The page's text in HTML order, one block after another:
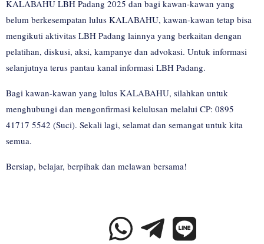
KALABAHU LBH Padang 2025 dan bagi kawan-kawan yang
belum berkesempatan lulus KALABAHU, kawan-kawan tetap bisa
mengikuti aktivitas LBH Padang lainnya yang berkaitan dengan
pelatihan, diskusi, aksi, kampanye dan advokasi. Untuk informasi
selanjutnya terus pantau kanal informasi LBH Padang.
Bagi kawan-kawan yang lulus KALABAHU, silahkan untuk
menghubungi dan mengonfirmasi kelulusan melalui CP: 0895
41717 5542 (Suci). Sekali lagi, selamat dan semangat untuk kita
semua.
Bersiap, belajar, berpihak dan melawan bersama!